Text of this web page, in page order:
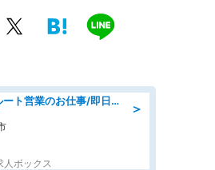
＞
営業/商社でのルート営業のお仕事/即日勤務可/車通勤可/営業
人ボックス